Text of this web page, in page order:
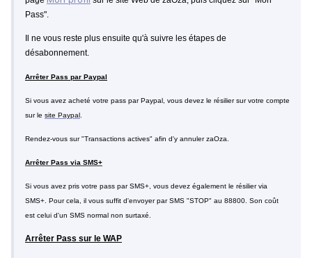
Pass".
Il ne vous reste plus ensuite qu'à suivre les étapes de
désabonnement.
Arrêter Pass par Paypal
Si vous avez acheté votre pass par Paypal, vous devez le résilier sur votre compte
sur le site Paypal.
Rendez-vous sur "Transactions actives" afin d'y annuler zaOza.
Arrêter Pass via SMS+
Si vous avez pris votre pass par SMS+, vous devez également le résilier via
SMS+. Pour cela, il vous suffit d'envoyer par SMS "STOP" au 88800. Son coût
est celui d'un SMS normal non surtaxé.
Arrêter Pass sur le WAP